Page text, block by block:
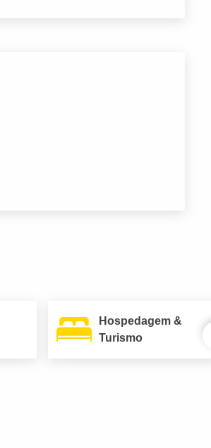
Hospedagem &
Turismo